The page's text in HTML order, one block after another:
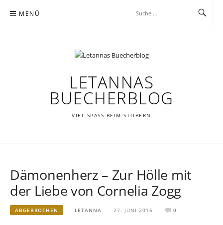
Inhalt MENÜ
LETANNAS
BUECHERBLOG
VIEL SPASS BEIM STÖBERN
Dämonenherz – Zur Hölle mit
der Liebe von Cornelia Zogg
ABGEBROCHEN LETANNA 27. JUNI 2016 0